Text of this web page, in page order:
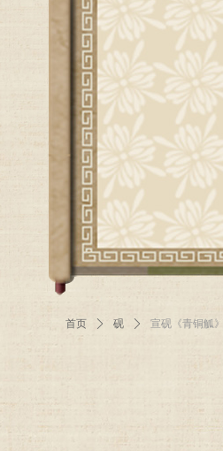
首页 ꄲ 砚 ꄲ 宣砚《青铜觚》